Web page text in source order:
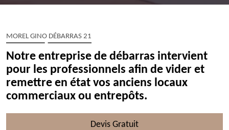
MOREL GINO DÉBARRAS 21
Notre entreprise de débarras intervient
pour les professionnels afin de vider et
remettre en état vos anciens locaux
commerciaux ou entrepôts.
Devis Gratuit